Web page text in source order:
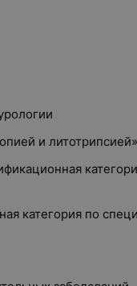
и литотрипсией»
категория по